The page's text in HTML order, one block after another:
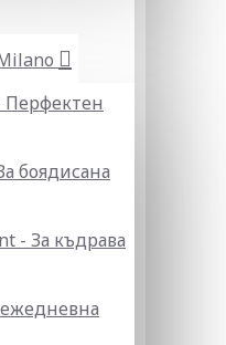
Перфектен
боядисана
- За къдрава